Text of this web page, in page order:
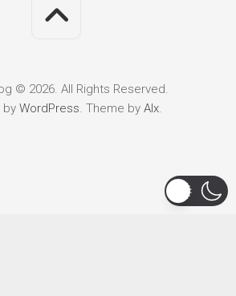
© 2026. All Rights Reserved.
by WordPress. Theme by Alx.